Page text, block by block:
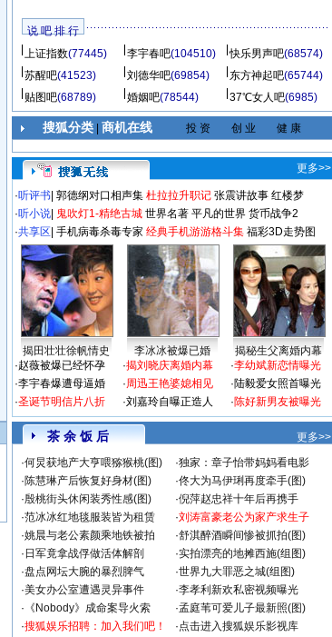
说 吧 排 行
上证指数(77445) 李宇春吧(104510) 快乐男声吧(68574)
苏醒吧(41523) 刘德华吧(69854) 东方神起吧(65744)
贴图吧(68789) 婚姻吧(78544) 37℃女人吧(6985)
搜狐分类| 商机在线 投 资 创 业 健 康
更多>>
·听评书 郭德纲对口相声集 杜拉拉升职记 张震讲故事 红楼梦
·听小说 鬼吹灯1-精绝古城 世界名著 平凡的世界 货币战争2
·共享区 手机病毒杀毒专家 经典手机游游格斗集 福彩3D走势图
揭田壮壮徐帆情史 李冰冰被爆已婚
揭秘生父离婚内幕
·赵薇被爆已经怀孕
·李宇春爆遭母逼婚
·圣诞节明信片八折
·揭刘晓庆离婚内幕
·周迅王艳婆媳相见
·刘嘉玲自曝正造人
·李幼斌新恋情曝光
·陆毅爱女照首曝光
·陈好新男友被曝光
茶 余 饭 后
更多>>
·何炅获地产大亨喂猕猴桃(图) ·独家：章子怡带妈妈看电影
·陈慧琳产后恢复好身材(图) ·佟大为马伊琍再度牵手(图)
·殷桃街头休闲装秀性感(图) ·倪萍赵忠祥十年后再携手
·范冰冰红地毯服装皆为租赁 ·刘涛富豪老公为家产求生子
·姚晨与老公素颜乘地铁被拍 ·舒淇醉酒瞬间惨被抓拍(图)
· 日军竟拿战俘做活体解剖 ·实拍漂亮的地摊西施(组图)
·盘点网坛大腕的暴烈脾气 ·世界九大罪恶之城(组图)
·美女办公室遭遇灵异事件 ·李孝利新欢私密视频曝光
· 《Nobody》成命案导火索 ·孟庭苇可爱儿子最新照(图)
·搜狐娱乐招聘：加入我们吧！ ·点击进入搜狐娱乐影视库